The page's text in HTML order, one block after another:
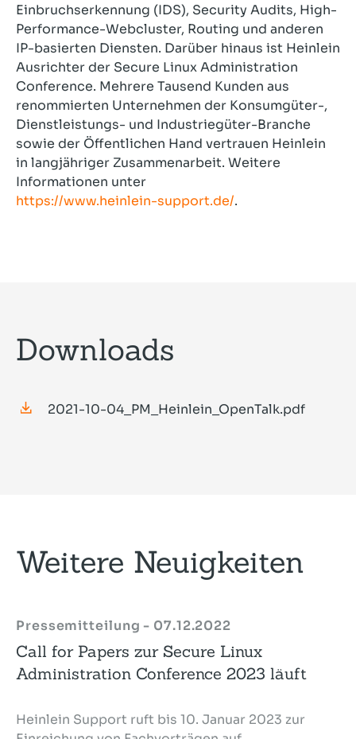
Einbruchserkennung (IDS), Security Audits, High-
Performance-Webcluster, Routing und anderen
IP-basierten Diensten. Darüber hinaus ist Heinlein
Ausrichter der Secure Linux Administration
Conference. Mehrere Tausend Kunden aus
renommierten Unternehmen der Konsumgüter-,
Dienstleistungs- und Industriegüter-Branche
sowie der Öffentlichen Hand vertrauen Heinlein
in langjähriger Zusammenarbeit. Weitere
Informationen unter
https://www.heinlein-support.de/.
Downloads
2021-10-04_PM_Heinlein_OpenTalk.pdf
Weitere Neuigkeiten
Pressemitteilung - 07.12.2022
Call for Papers zur Secure Linux
Administration Conference 2023 läuft
Heinlein Support ruft bis 10. Januar 2023 zur